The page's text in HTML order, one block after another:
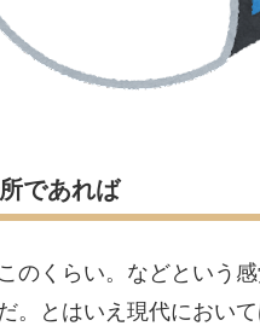
であれば
のくらい。などという
。とはいえ現代におい